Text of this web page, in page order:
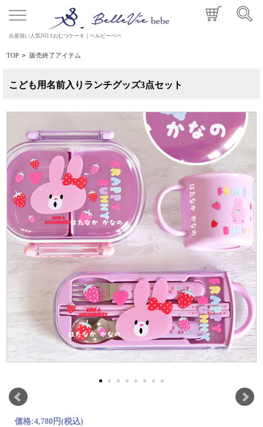
出産祝い人気NO.1おむつケーキ｜ベルビーベベ
TOP > 販売終了アイテム
こども用名前入りランチグッズ3点セット
価格:4,780円(税込)